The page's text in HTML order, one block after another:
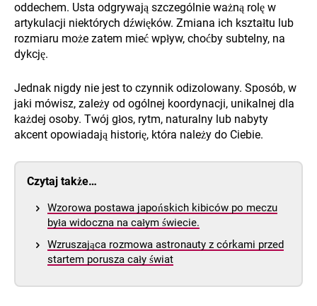
oddechem. Usta odgrywają szczególnie ważną rolę w
artykulacji niektórych dźwięków. Zmiana ich kształtu lub
rozmiaru może zatem mieć wpływ, choćby subtelny, na
dykcję.
Jednak nigdy nie jest to czynnik odizolowany. Sposób, w
jaki mówisz, zależy od ogólnej koordynacji, unikalnej dla
każdej osoby. Twój głos, rytm, naturalny lub nabyty
akcent opowiadają historię, która należy do Ciebie.
Czytaj także…
Wzorowa postawa japońskich kibiców po meczu
była widoczna na całym świecie.
Wzruszająca rozmowa astronauty z córkami przed
startem porusza cały świat